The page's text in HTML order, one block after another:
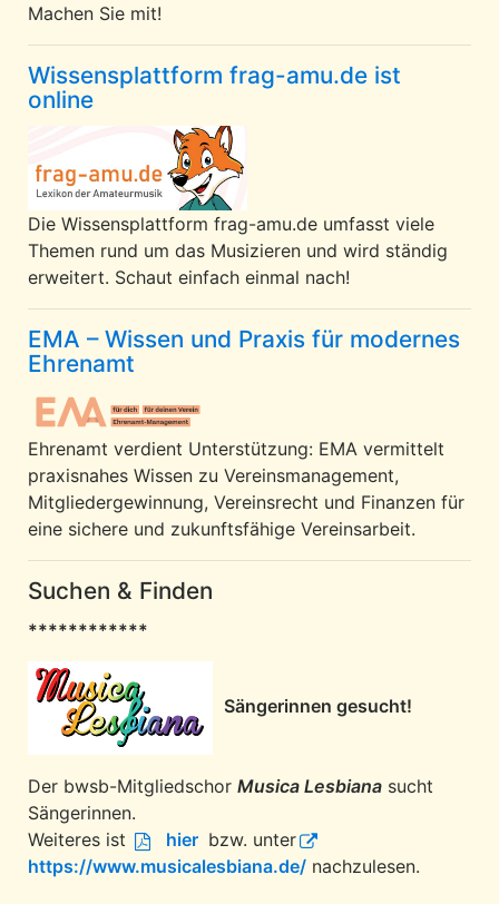
Machen Sie mit!
Wissensplattform frag-amu.de ist
online
Die Wissensplattform frag-amu.de umfasst viele
Themen rund um das Musizieren und wird ständig
erweitert. Schaut einfach einmal nach!
EMA – Wissen und Praxis für modernes
Ehrenamt
Ehrenamt verdient Unterstützung: EMA vermittelt
praxisnahes Wissen zu Vereinsmanagement,
Mitgliedergewinnung, Vereinsrecht und Finanzen für
eine sichere und zukunftsfähige Vereinsarbeit.
Suchen & Finden
************
Sängerinnen gesucht!
Der bwsb-Mitgliedschor Musica Lesbiana sucht
Sängerinnen.
Weiteres ist
hier bzw. unter
https://www.musicalesbiana.de/ nachzulesen.